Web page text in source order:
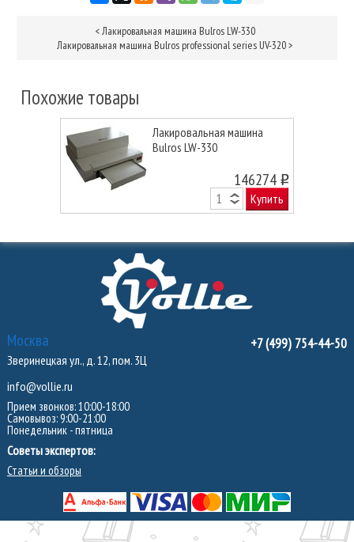
<Лакировальная машина Bulros LW-330
Лакировальная машина Bulros professional series UV-320>
Похожие товары
Лакировальная машина
Bulros LW-330
146274 o
Купить
Москва
Зверинецкая ул., д. 12, пом. 3Ц
info@vollie.ru
Прием звонков: 10:00-18:00
Самовывоз: 9:00-21:00
Понедельник - пятница
Советы экспертов:
Статьи и обзоры
+7 (499) 754-44-50